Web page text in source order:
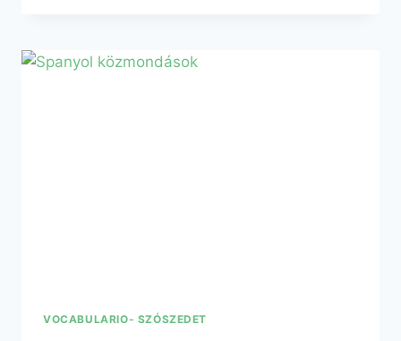
DULCES
DE
VOCABULARIO- SZÓSZEDET